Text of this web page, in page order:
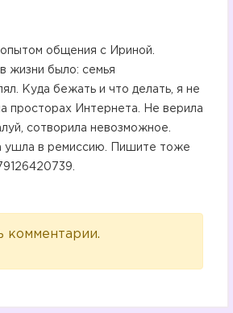
общения с Ириной.
жизни было: семья
Куда бежать и что делать, я не
просторах Интернета. Не верила
сотворила невозможное.
ушла в ремиссию. Пишите тоже
комментарии.